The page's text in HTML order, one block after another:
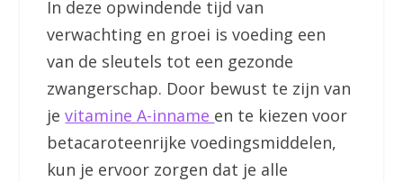
In deze opwindende tijd van
verwachting en groei is voeding een
van de sleutels tot een gezonde
zwangerschap. Door bewust te zijn van
jevitamine A-inname en te kiezen voor
betacaroteenrijke voedingsmiddelen,
kun je ervoor zorgen dat je alle